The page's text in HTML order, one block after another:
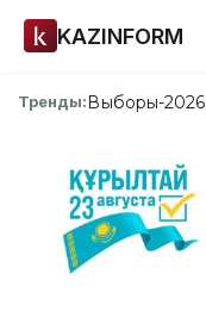
KAZINFORM
Тренды:Выборы-2026